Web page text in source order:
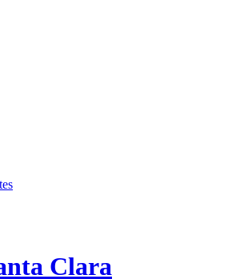
Clara